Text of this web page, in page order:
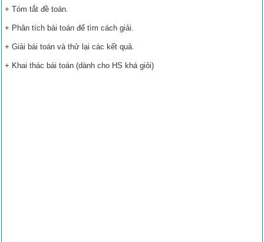
+ Tóm tắt đề toán.
+ Phân tích bài toán để tìm cách giải.
+ Giải bài toán và thử lại các kết quả.
+ Khai thác bài toán (dành cho HS khá giỏi)